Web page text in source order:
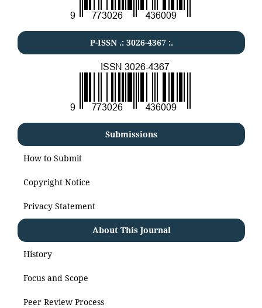
P-ISSN .: 3026-4367:.
Submissions
How to Submit
Copyright Notice
Privacy Statement
About This Journal
History
Focus and Scope
Peer Review Process